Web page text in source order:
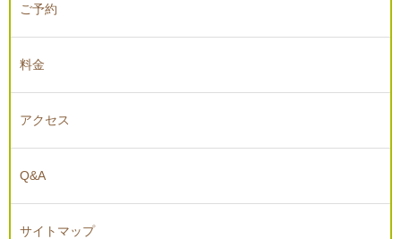
ご予約
料金
アクセス
Q&A
サイトマップ